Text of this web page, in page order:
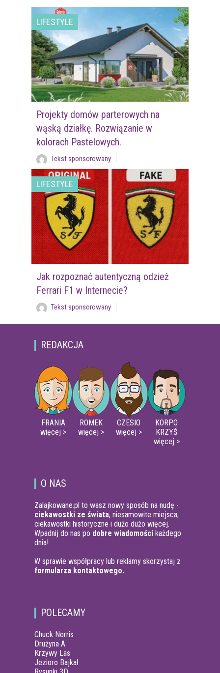
LIFESTYLE
Projekty domów parterowych na
wąską działkę. Rozwiązanie w
kolorach Pastelowych.
Tekst sponsorowany
LIFESTYLE
Jak rozpoznać autentyczną odzież
Ferrari F1 w Internecie?
Tekst sponsorowany
REDAKCJA
FRANIA
więcej >
ROMEK
więcej >
CZESIO
więcej >
KORPO
KRZYŚ
więcej >
O NAS
Zalajkowane.pl to wasz nowy sposób na nudę -
ciekawostki ze świata, niesamowite miejsca,
ciekawostki historyczne i dużo dużo więcej.
Wpadnij do nas po dobre wiadomości każdego
dnia!
W sprawie współpracy lub reklamy skorzystaj z
formularza kontaktowego.
POLECAMY
Chuck Norris
Drużyna A
Krzywy Las
Jezioro Bajkał